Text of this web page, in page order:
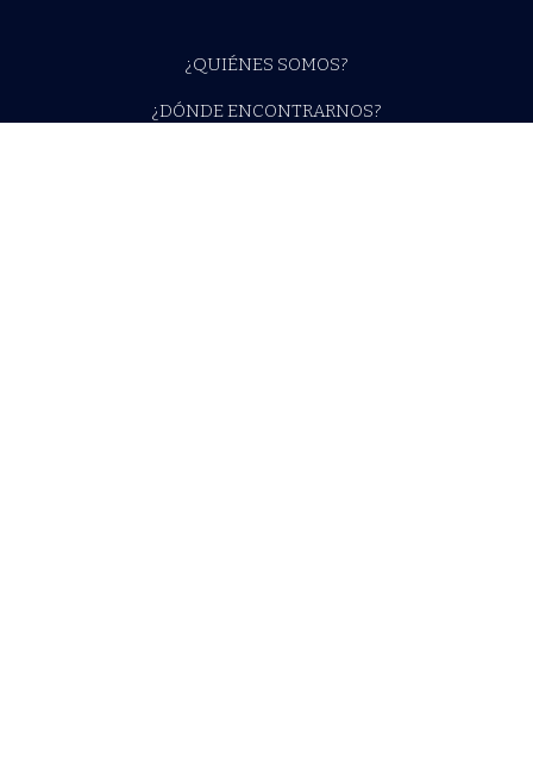
¿QUIÉNES SOMOS?
¿DÓNDE ENCONTRARNOS?